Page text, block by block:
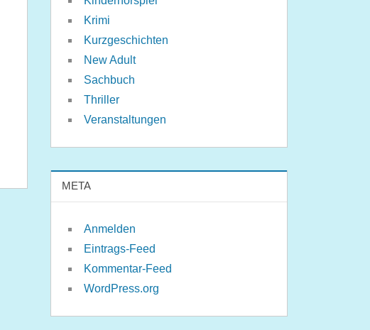
Krimi
Kurzgeschichten
New Adult
Sachbuch
Thriller
Veranstaltungen
META
Anmelden
Eintrags-Feed
Kommentar-Feed
WordPress.org